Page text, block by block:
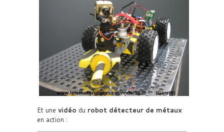
Et une vidéo du robot détecteur de métaux
en action :